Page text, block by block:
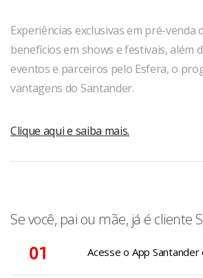
Experiências exclusivas em pré-venda
benefícios em shows e festivais, além
eventos e parceiros pelo Esfera, o
vantagens do Santander.
Clique aqui e saiba mais.
Se você, pai ou mãe, já é cliente
Acesse o App Santander